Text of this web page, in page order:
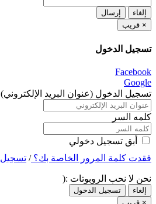
إلغاء
إرسال
× قريب
تسجيل الدخول
Facebook
Google
تسجيل الدخول (عنوان البريد الإلكتروني)
كلمه السر
أبق تسجيل دخولي
فقدت كلمة المرور الخاصة بك؟/ تسجيل
نحن لا نحب الروبوتات :(
إلغاء
تسجيل الدخول